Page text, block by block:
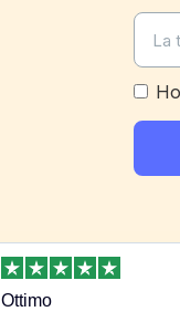
Ottimo